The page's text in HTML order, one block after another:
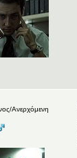
Ανερχόμενη